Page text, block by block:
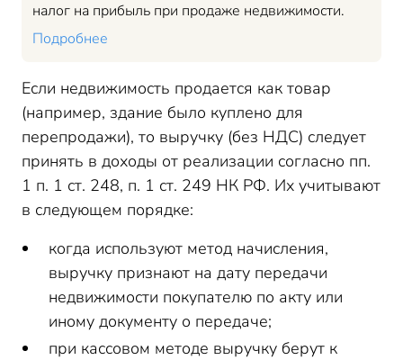
налог на прибыль при продаже недвижимости.
Подробнее
Если недвижимость продается как товар
(например, здание было куплено для
перепродажи), то выручку (без НДС) следует
принять в доходы от реализации согласно пп.
1 п. 1 ст. 248, п. 1 ст. 249 НК РФ. Их учитывают
в следующем порядке:
когда используют метод начисления,
выручку признают на дату передачи
недвижимости покупателю по акту или
иному документу о передаче;
при кассовом методе выручку берут к